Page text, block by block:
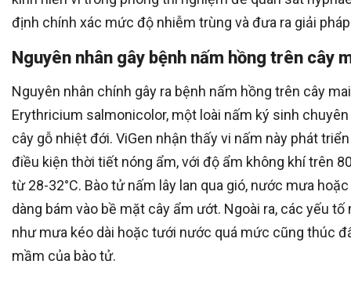
định chính xác mức độ nhiễm trùng và đưa ra giải
Nguyên nhân gây bệnh nấm hồng trên cây
Nguyên nhân chính gây ra bệnh nấm hồng trên cây
Erythricium salmonicolor, một loài nấm ký sinh
cây gỗ nhiệt đới. ViGen nhận thấy vi nấm này phát
điều kiện thời tiết nóng ẩm, với độ ẩm không khí trên
từ 28-32°C. Bào tử nấm lây lan qua gió, nước mưa
dàng bám vào bề mặt cây ẩm ướt. Ngoài ra, các yếu
như mưa kéo dài hoặc tưới nước quá mức cũng thúc
mầm của bào tử.